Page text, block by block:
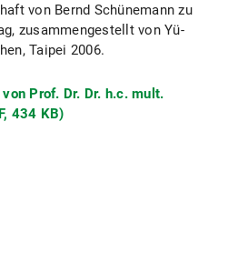
von Bernd Schünemann zu
zusammengestellt von Yü-
Taipei 2006.
Prof. Dr. Dr. h.c. mult.
434 KB)